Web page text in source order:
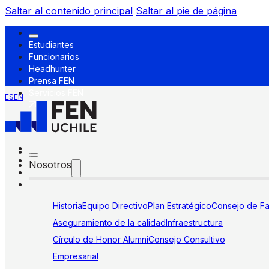
Saltar al contenido principal Saltar al pie de página
Estudiantes
Funcionarios
Headhunter
Prensa FEN
ESEN
Nosotros
HistoriaEquipo DirectivoPlan EstratégicoConsejo de
Aseguramiento de la calidadInfraestructura
Círculo de Honor AlumniConsejo Consultivo
Empresarial